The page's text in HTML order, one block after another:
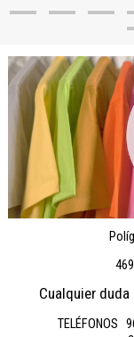
Cualquier
TELÉFONOS